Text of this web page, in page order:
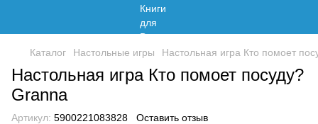
Каталог Настольные игры Настольная игра Кто помоет
Настольная игра Кто помоет посуду?
Granna
Артикул: 5900221083828 Оставить отзыв